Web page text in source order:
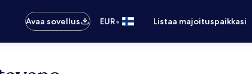
Avaa sovellus
EUR• Listaa majoituspaikkasi